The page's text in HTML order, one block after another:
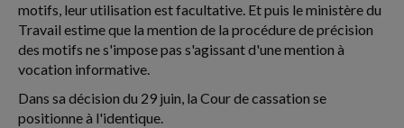
motifs, leur utilisation est facultative. Et puis le ministère du
Travail estime que la mention de la procédure de précision
des motifs ne s'impose pas s'agissant d'une mention à
vocation informative.
Dans sa décision du 29 juin, la Cour de cassation se
positionne à l'identique.